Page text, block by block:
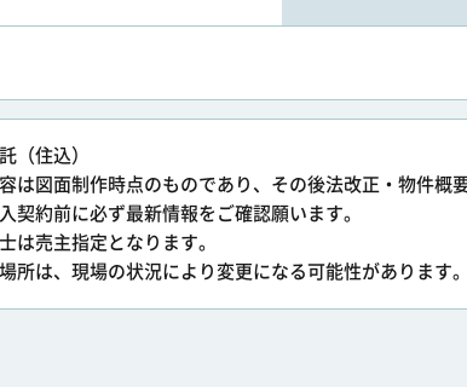
（住込）
は図面制作時点のものであり、その後法改正・物件概
契約前に必ず最新情報をご確認願います。
は売主指定となります。
所は、現場の状況により変更になる可能性があります。